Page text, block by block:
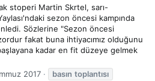
stoperi Martin Skrtel, sarı-
sezon öncesi kampında
Sözlerine "Sezon öncesi
fakat buna ihtiyacımız olduğunu
kadar en fit düzeye gelmek
2017 basın toplantısı